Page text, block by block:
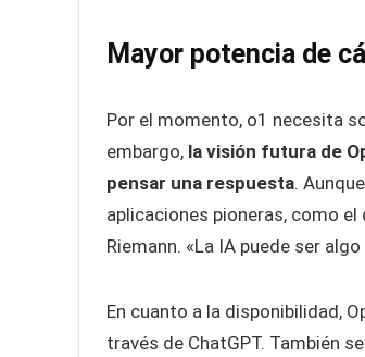
Mayor potencia de
Por el momento, o1 necesita
embargo, la visión futura de
pensar una respuesta.
aplicaciones pioneras, como
Riemann. «La IA puede ser
En cuanto a la disponibilidad,
través de ChatGPT. También